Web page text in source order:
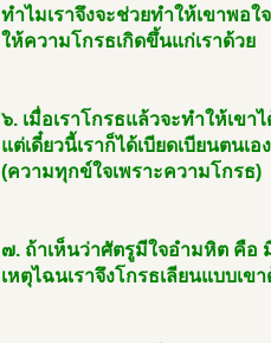
ทำไมเราจึงจะช่วยทำให้เขาพอใ
ให้ความโกรธเกิดขึ้นแก่เราด้วย
๖. เมื่อเราโกรธแล้วจะทำให้เข
แต่เดี๋ยวนี้เราก็ได้เบียดเบียนตนเ
(ความทุกข์ใจเพราะความโกรธ)
๗. ถ้าเห็นว่าศัตรูมีใจอำมหิต คือ
เหตุไฉนเราจึงโกรธเลียนแบบเขา